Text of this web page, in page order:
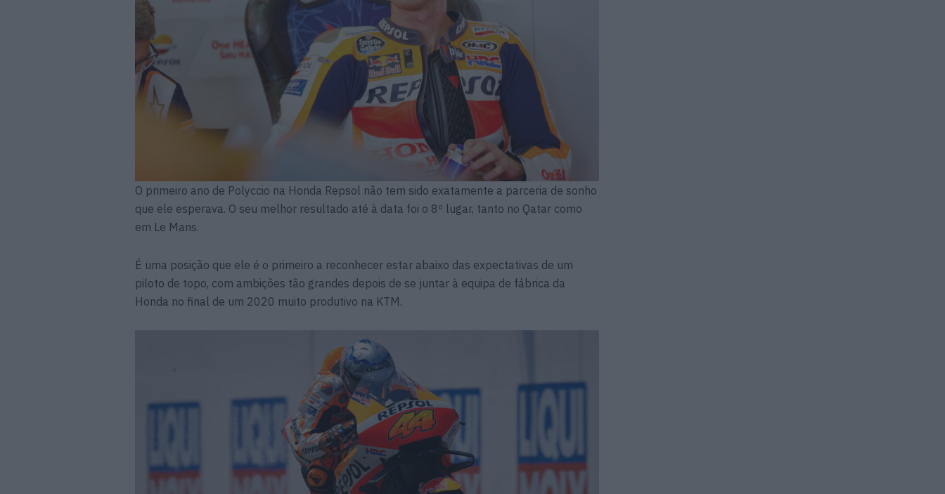
O primeiro ano de Polyccio na Honda Repsol não tem sido exatamente a parceria de sonho
que ele esperava. O seu melhor resultado até à data foi o 8º lugar, tanto no Qatar como
em Le Mans.
É uma posição que ele é o primeiro a reconhecer estar abaixo das expectativas de um
piloto de topo, com ambições tão grandes depois de se juntar à equipa de fábrica da
Honda no final de um 2020 muito produtivo na KTM.